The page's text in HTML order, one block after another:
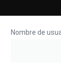
Nombre de